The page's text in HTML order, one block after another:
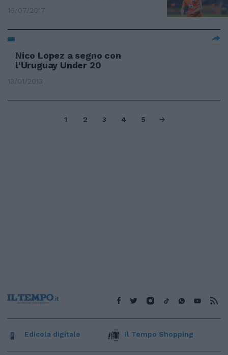
16/07/2017
Nico Lopez a segno con
l'Uruguay Under 20
13/01/2013
1 2 3 4 5
Edicola digitale Il Tempo Shopping